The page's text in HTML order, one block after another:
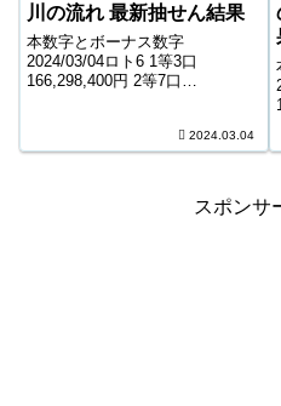
川の流れ 最新抽せん結果
本数字とボーナス数字
2024/03/04ロト6 1等3口
166,298,400円 2等7口
221,321口 1,000円 キャリーオー
バー ...
2024.03.04
スポンサ